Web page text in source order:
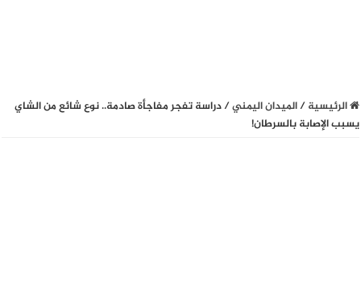
الرئيسية / الميدان اليمني / دراسة تفجر مفاجأة صادمة.. نوع شائع من الشاي
يسبب الإصابة بالسرطان!